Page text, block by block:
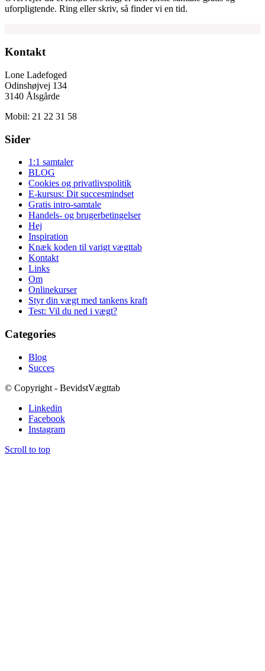
uforpligtende. Ring eller skriv, så finder vi en tid.
Kontakt
Lone Ladefoged
Odinshøjvej 134
3140 Ålsgårde
Mobil: 21 22 31 58
Sider
1:1 samtaler
BLOG
Cookies og privatlivspolitik
E-kursus: Dit succesmindset
Gratis intro-samtale
Handels- og brugerbetingelser
Hej
Inspiration
Knæk koden til varigt vægttab
Kontakt
Links
Om
Onlinekurser
Styr din vægt med tankens kraft
Test: Vil du ned i vægt?
Categories
Blog
Succes
© Copyright - BevidstVægttab
Linkedin
Facebook
Instagram
Scroll to top